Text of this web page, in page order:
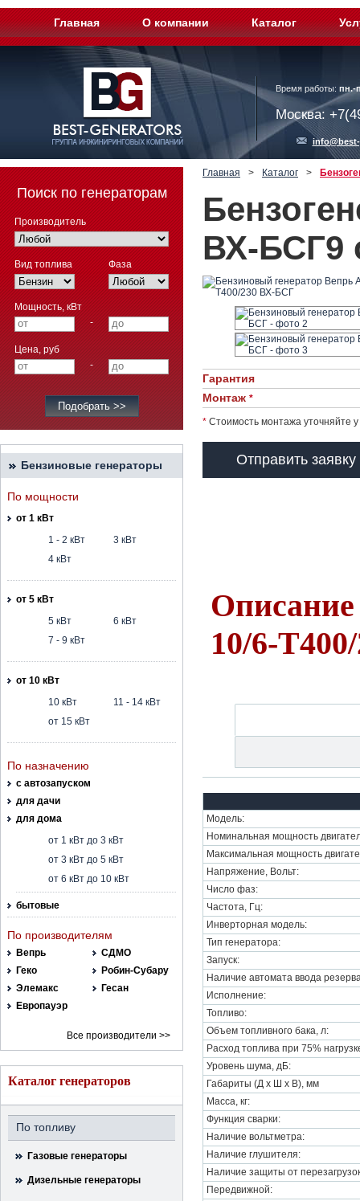
Главная О компании Каталог
Время работы: пн.-
Москва:
Поиск по генераторам
Производитель
Вид топлива Фаза
Мощность, кВт
-
Цена, руб
-
Бензиновые генераторы
По мощности
от 1 кВт
1 - 2 кВт
3 кВт
4 кВт
от 5 кВт
5 кВт
6 кВт
7 - 9 кВт
от 10 кВт
10 кВт
11 - 14 кВт
от 15 кВт
По назначению
с автозапуском
для дачи
для дома
от 1 кВт до 3 кВт
от 3 кВт до 5 кВт
от 6 кВт до 10 кВт
бытовые
По производителям
Вепрь
СДМО
Геко
Робин-Субару
Элемакс
Гесан
Европауэр
Все производители >>
Каталог генераторов
По топливу
Газовые генераторы
Дизельные генераторы
Главная > Каталог >
ВХ-БСГ9
Гарантия
Монтаж *
* Стоимость монтажа уточняйте
Отправить
10/6-
Модель:
Номинальная мощность
Максимальная мощность
Напряжение, Вольт:
Число фаз:
Частота, Гц:
Инверторная модель:
Тип генератора:
Запуск:
Наличие автомата ввода
Исполнение:
Топливо:
Объем топливного бака, л:
Расход топлива при 75%
Уровень шума, дБ:
Габариты (Д х Ш х В), мм
Масса, кг:
Функция сварки:
Наличие вольтметра:
Наличие глушителя:
Наличие защиты от
Передвижной: